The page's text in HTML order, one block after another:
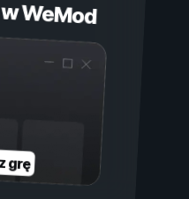
WeMod
grę